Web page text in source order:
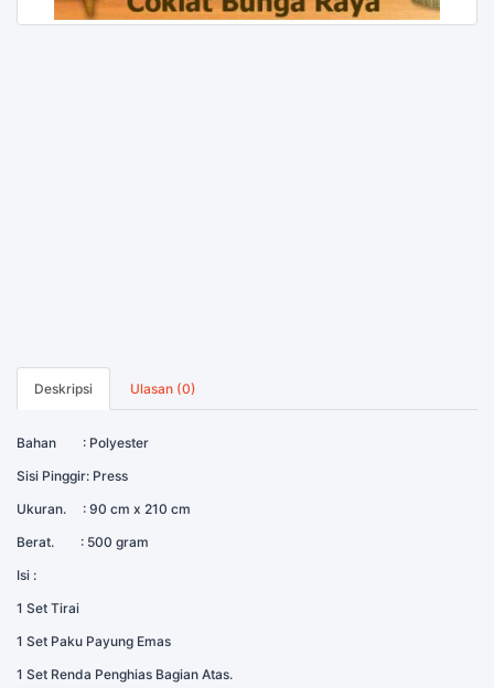
Deskripsi Ulasan (0)
Bahan : Polyester
Sisi Pinggir: Press
Ukuran. : 90 cm x 210 cm
Berat. : 500 gram
Isi :
1 Set Tirai
1 Set Paku Payung Emas
1 Set Renda Penghias Bagian Atas.